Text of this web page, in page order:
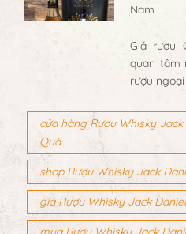
Nam
Giá rượu
quan tâm
rượu ngoại
cửa hàng Rượu Whisky
Quà
shop Rượu Whisky Jack
giá Rượu Whisky Jack